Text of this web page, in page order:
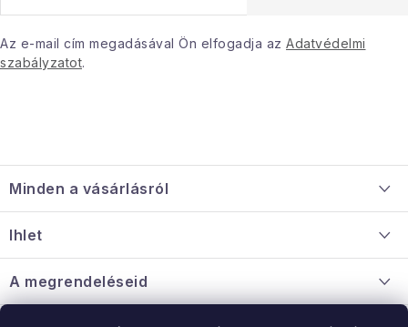
Az e-mail cím megadásával Ön elfogadja az Adatvédelmi
szabályzatot.
á
b
é
c
Minden a vásárlásról
Információ a mellékletről
Nagykereskedelmi együttműködés
Ihlet
A megrendeléseid